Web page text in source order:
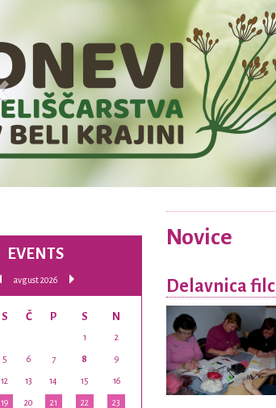
Novice
Delavnica
EVENTS
avgust 2026
S Č P S N
1 2
5 6 7 8 9
12 13 14 15 16
19 20 21 22 23